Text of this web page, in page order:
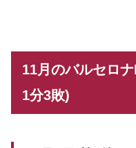
11月のバルセロ
1分3敗)